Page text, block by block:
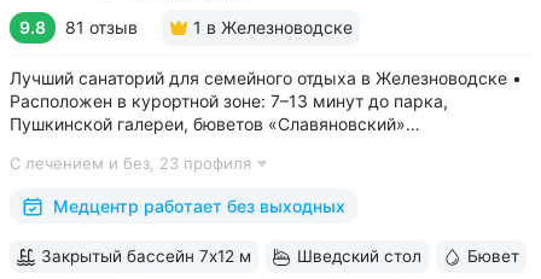
9.8 81 отзыв 1 в Железноводске
Лучший санаторий для семейного отдыха в Железноводске •
Расположен в курортной зоне: 7–13 минут до парка,
Пушкинской галереи, бюветов «Славяновский»
«Славяновская» • Все в одном здании: не нужно выходить
на улицу, чтобы получить лечение,...
С лечением и без, 23 профиля
Медцентр работает без выходных
Закрытый бассейн 7х12 м Шведский стол Бювет